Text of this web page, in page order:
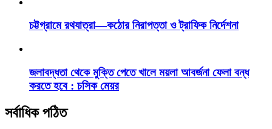
চট্টগ্রামে রথযাত্রা—কঠোর নিরাপত্তা ও ট্রাফিক নির্দেশনা
জলাবদ্ধতা থেকে মুক্তি পেতে খালে ময়লা আবর্জনা ফেলা বন্ধ
করতে হবে : চসিক মেয়র
সর্বাধিক পঠিত